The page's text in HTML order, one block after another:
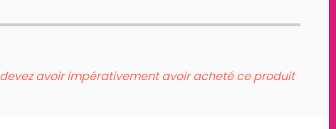
avoir impérativement avoir acheté ce produit